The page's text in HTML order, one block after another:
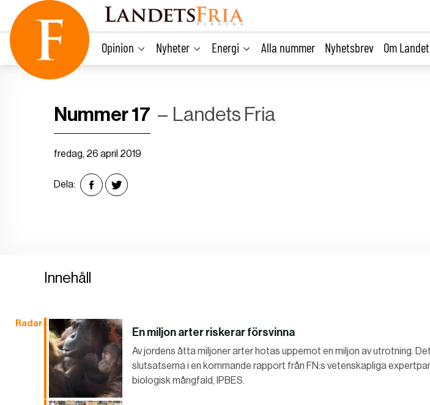
content
Opinion Nyheter Energi Alla nummer Nyhetsbrev Om
Nummer 17 Landets Fria
fredag, 26 april 2019
Dela:
Innehåll
Radar
En miljon arter riskerar försvinna
Av jordens åtta miljoner arter hotas uppemot en miljon av utrotning.
slutsatserna i en kommande rapport från FN:s vetenskapliga
biologisk mångfald, IPBES.